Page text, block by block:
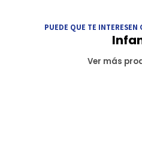
PUEDE QUE TE
Ver más